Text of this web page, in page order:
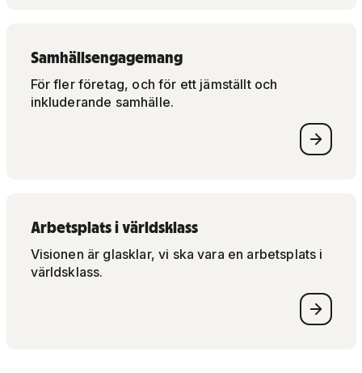
Samhällsengagemang
För fler företag, och för ett jämställt och
inkluderande samhälle.
Arbetsplats i världsklass
Visionen är glasklar, vi ska vara en arbetsplats i
världsklass.